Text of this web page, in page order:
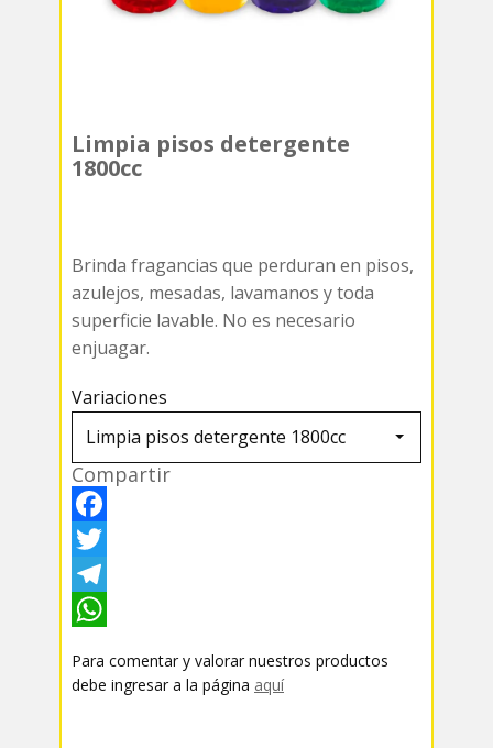
Limpia pisos detergente
1800cc
Brinda fragancias que perduran en pisos,
azulejos, mesadas, lavamanos y toda
superficie lavable. No es necesario
enjuagar.
Variaciones
Compartir
F
a
c
b
T
w
t
T
lh
Para comentar y valorar nuestros productos
debe ingresar a la página aquí